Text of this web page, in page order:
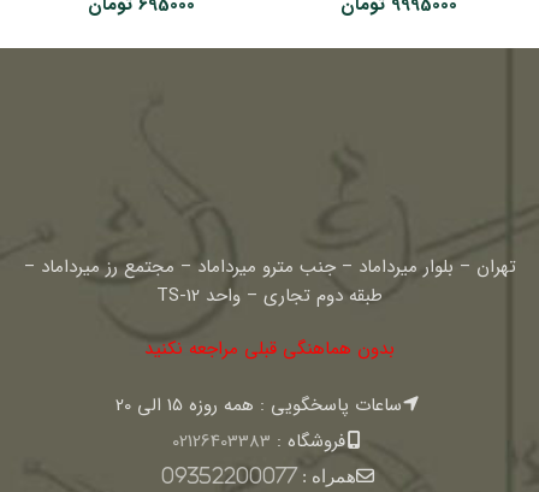
تهران – بلوار میرداماد – جنب مترو میرداماد – مجتمع رز میرداماد –
طبقه دوم تجاری – واحد TS-12
بدون هماهنگی قبلی مراجعه نکنید
ساعات پاسخگویی : همه روزه 15 الی 20
فروشگاه : 02126403383
همراه :09352200077